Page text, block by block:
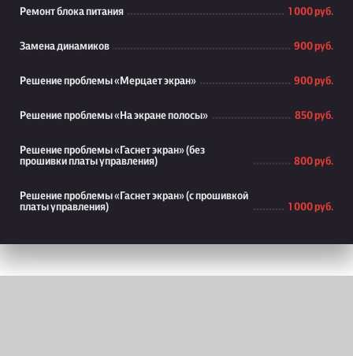
Ремонт блока питания 1 000 руб.
Замена динамиков 900 руб.
Решение проблемы «Мерцает экран» 900 руб.
Решение проблемы «На экране полосы» 850 руб.
Решение проблемы «Гаснет экран» (без
прошивки платы управления)
800 руб.
Решение проблемы «Гаснет экран» (с прошивкой
платы управления)
1 000 руб.